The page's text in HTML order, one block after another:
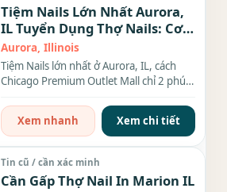
Tiệm Nails Lớn Nhất Aurora,
IL Tuyển Dụng Thợ Nails: Cơ
Hội Thu Nhập Cao
Aurora, Illinois
Tiệm Nails lớn nhất ở Aurora, IL, cách
Chicago Premium Outlet Mall chỉ 2 phút,
Xem nhanh
Xem chi tiết
Tin cũ / cần xác minh
Cần Gấp Thợ Nail In Marion IL